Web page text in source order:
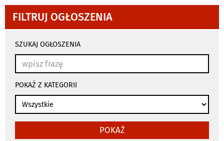
FILTRUJ OGŁOSZENIA
wyszukiwania
automatycznie
SZUKAJ OGŁOSZENIA
POKAŻ Z KATEGORII
POKAŻ